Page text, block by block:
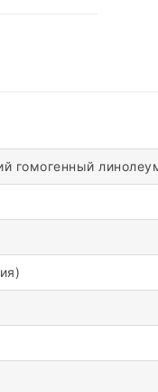
гомогенный